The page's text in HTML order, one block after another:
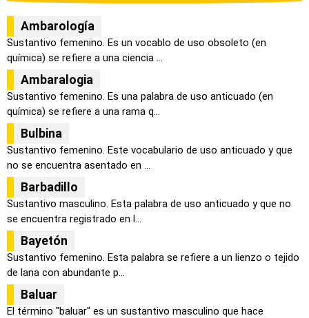
Ambarología
Sustantivo femenino. Es un vocablo de uso obsoleto (en
química) se refiere a una ciencia ...
Ambaralogia
Sustantivo femenino. Es una palabra de uso anticuado (en
química) se refiere a una rama q...
Bulbina
Sustantivo femenino. Este vocabulario de uso anticuado y que
no se encuentra asentado en ...
Barbadillo
Sustantivo masculino. Esta palabra de uso anticuado y que no
se encuentra registrado en l...
Bayetón
Sustantivo femenino. Esta palabra se refiere a un lienzo o tejido
de lana con abundante p...
Baluar
El término "baluar" es un sustantivo masculino que hace